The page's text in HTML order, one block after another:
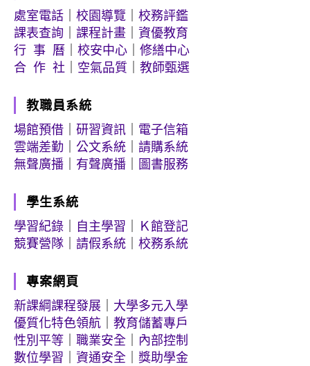
處室電話
校園導覽
校務評鑑
課表查詢
課程計畫
資優教育
行 事 曆
校安中心
修繕中心
合 作 社
空氣品質 教師甄選
教職員系統
場館預借
研習資訊
電子信箱
雲端差勤
公文系統
請購系統
無聲廣播
有聲廣播 圖書服務
學生系統
學習紀錄
自主學習
Ｋ館登記
競賽營隊
請假系統 校務系統
專案網頁
新課綱課程發展
大學多元入學
優質化特色領航
教育儲蓄專戶
性別平等
職業安全
內部控制
數位學習
資通安全 獎助學金